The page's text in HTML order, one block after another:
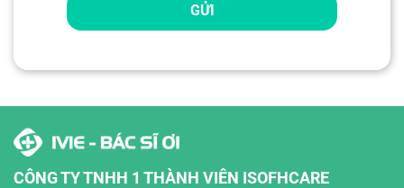
GỬI
CÔNG TY TNHH 1 THÀNH VIÊN ISOFHCARE